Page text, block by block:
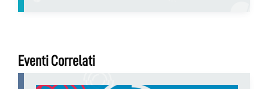
Eventi Correlati